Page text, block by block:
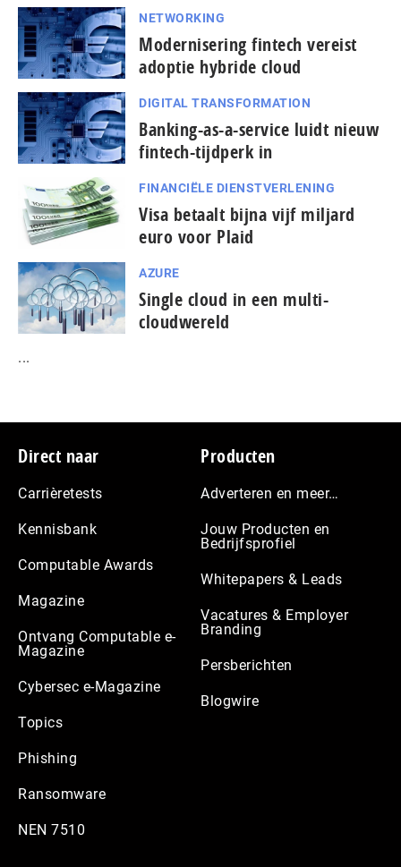
NETWORKING
Modernisering fintech vereist
adoptie hybride cloud
DIGITAL TRANSFORMATION
Banking-as-a-service luidt nieuw
fintech-tijdperk in
FINANCIËLE DIENSTVERLENING
Visa betaalt bijna vijf miljard
euro voor Plaid
AZURE
Single cloud in een multi-
cloudwereld
...
Footer
Direct naar
Carrièretests
Kennisbank
Computable Awards
Magazine
Ontvang Computable e-
Magazine
Cybersec e-Magazine
Topics
Phishing
Ransomware
NEN 7510
Producten
Adverteren en meer…
Jouw Producten en
Bedrijfsprofiel
Whitepapers & Leads
Vacatures & Employer
Branding
Persberichten
Blogwire